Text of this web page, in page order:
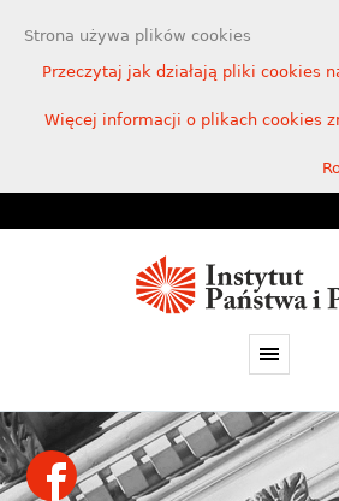
Strona używa plików cookies
Przeczytaj jak działają pliki cookies
Więcej informacji o plikach cookies